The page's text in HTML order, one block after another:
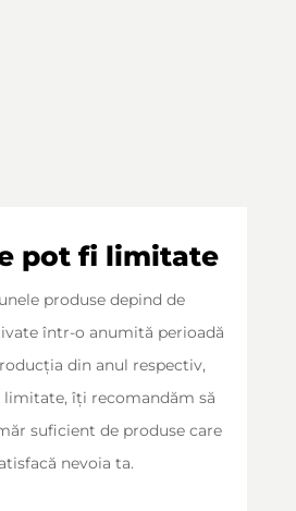
pot fi limitate
produse depind de
într-o anumită perioadă
din anul respectiv,
îți recomandăm să
suficient de produse care
nevoia ta.